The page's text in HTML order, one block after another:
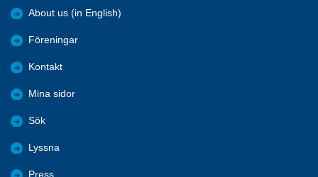
About us (in English)
Föreningar
Kontakt
Mina sidor
Sök
Lyssna
Press